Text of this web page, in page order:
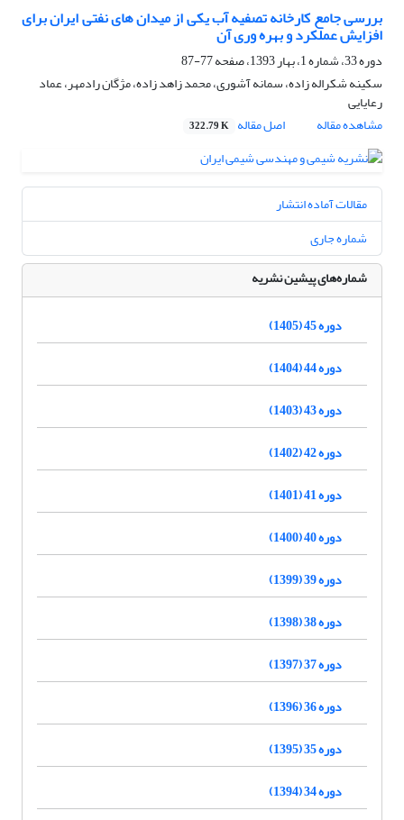
بررسی جامع کارخانه تصفیه آب یکی از میدان های نفتی ایران برای
افزایش عملکرد و بهره وری آن
دوره 33، شماره 1، بهار 1393، صفحه
77-87
سکینه شکراله زاده، سمانه آشوری، محمد زاهد زاده، مژگان رادمهر، عماد
رعایایی
مشاهده مقاله
اصل مقاله 322.79 K
مقالات آماده انتشار
شماره جاری
شماره‌های پیشین نشریه
دوره 45 (1405)
دوره 44 (1404)
دوره 43 (1403)
دوره 42 (1402)
دوره 41 (1401)
دوره 40 (1400)
دوره 39 (1399)
دوره 38 (1398)
دوره 37 (1397)
دوره 36 (1396)
دوره 35 (1395)
دوره 34 (1394)